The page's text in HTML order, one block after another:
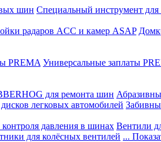
шин Специальный инструмент для
радаров ACC и камер ASAP
PREMA Универсальные заплаты
для ремонта шин
легковых автомобилей
давления в шинах Вентили
для колёсных вентилей ...